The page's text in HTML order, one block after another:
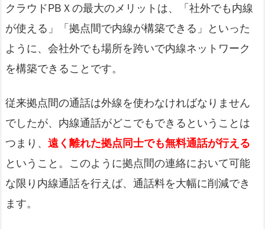
クラウドPBＸの最大のメリットは、「社外でも内線
が使える」「拠点間で内線が構築できる」といった
ように、会社外でも場所を跨いで内線ネットワーク
を構築できることです。
従来拠点間の通話は外線を使わなければなりません
でしたが、内線通話がどこでもできるということは
つまり、 遠く離れた拠点同士でも無料通話が行える
ということ。このように拠点間の連絡において可能
な限り内線通話を行えば、通話料を大幅に削減でき
ます。